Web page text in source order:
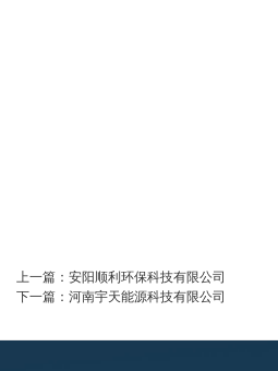
上一篇： 安阳顺利环保科技有限公司
下一篇： 河南宇天能源科技有限公司